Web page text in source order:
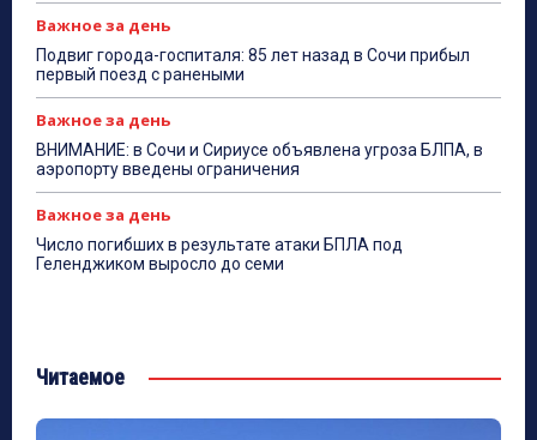
Важное за день
Подвиг города-госпиталя: 85 лет назад в Сочи прибыл
первый поезд с ранеными
Важное за день
ВНИМАНИЕ: в Сочи и Сириусе объявлена угроза БЛПА, в
аэропорту введены ограничения
Важное за день
Число погибших в результате атаки БПЛА под
Геленджиком выросло до семи
Читаемое